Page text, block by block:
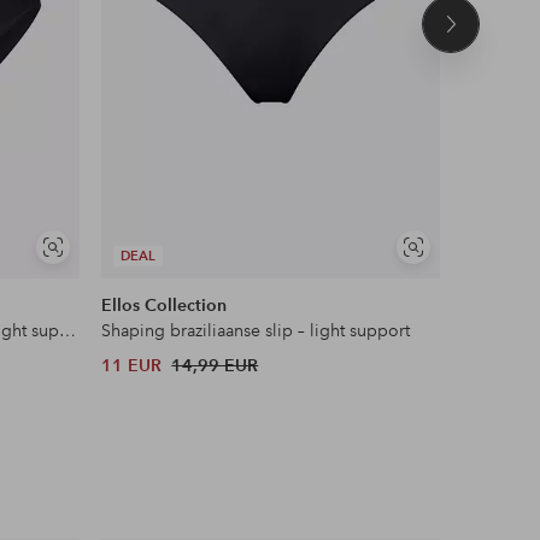
Soortgelijke
Shaping broek met hoge taille - light support
DEAL
Soortgelijke
Ellos Collection
Shaping braziliaanse slip – light support
11 EUR 14,99 EUR
Volgend